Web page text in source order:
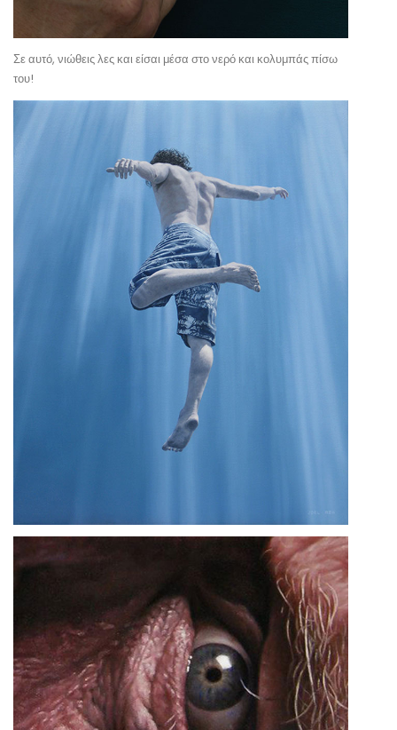
Σε αυτό, νιώθεις λες και είσαι μέσα στο νερό και κολυμπάς πίσω
του!